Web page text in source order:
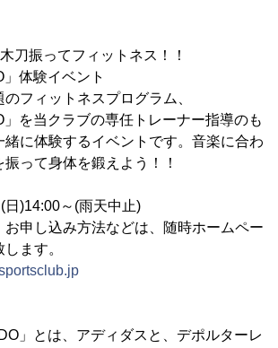
刀振ってフィットネス！！
体験イベント
フィットネスプログラム、
を当クラブの専任トレーナー指導のも
緒に体験するイベントです。音楽に合わ
って身体を鍛えよう！！
日)14:00～(雨天中止)
お申し込み方法などは、随時ホームペー
ます。
」とは、アディダスと、デポルターレ